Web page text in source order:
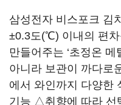
삼성전자 비스포크 김
±0.3도(℃) 이내의 편
만들어주는 ‘초정온
아니라 보관이 까다로
에서 와인까지 다양한
기능 △취향에 따라 선